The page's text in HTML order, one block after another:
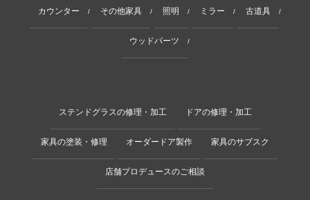
カウンター / その他家具 / 照明 / ミラー / 古道具 /
ウッドパーツ /
ステンドグラスの修理・加工 ドアの修理・加工
家具の塗装・修理 オーダードア製作 家具のサブスク
店舗プロデュースのご相談